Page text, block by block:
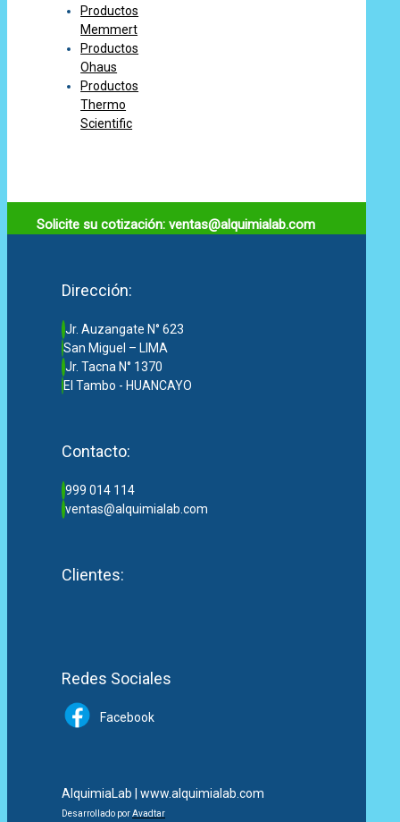
Productos
Memmert
Productos
Ohaus
Productos
Thermo
Scientific
Solicite su cotización: ventas@alquimialab.com
Dirección:
Jr. Auzangate N° 623
San Miguel – LIMA
Jr. Tacna N° 1370
El Tambo - HUANCAYO
Contacto:
999 014 114
ventas@alquimialab.com
Clientes:
Redes Sociales
Facebook
AlquimiaLab | www.alquimialab.com
Desarrollado porAvadtar